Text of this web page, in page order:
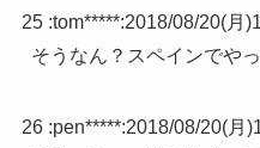
25 :tom*****:2018/08/20(月
そうなん？スペインでや
26 :pen*****:2018/08/20(月